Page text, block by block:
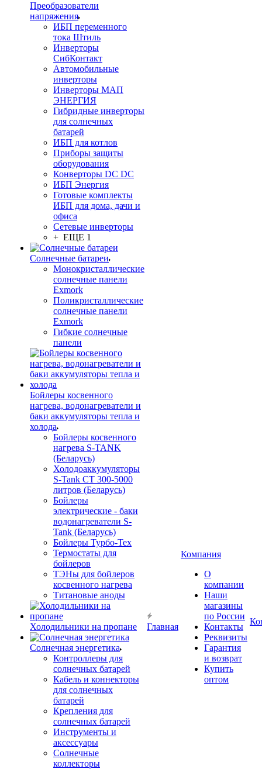
Преобразователи
напряжения
ИБП переменного
тока Штиль
Инверторы
СибКонтакт
Автомобильные
инверторы
Инверторы МАП
ЭНЕРГИЯ
Гибридные инверторы
для солнечных
батарей
ИБП для котлов
Приборы защиты
оборудования
Конверторы DC DC
ИБП Энергия
Готовые комплекты
ИБП для дома, дачи и
офиса
Сетевые инверторы
+ ЕЩЕ 1
Солнечные батареи
Монокристаллические
солнечные панели
Exmork
Поликристаллические
солнечные панели
Exmork
Гибкие солнечные
панели
Бойлеры косвенного
нагрева, водонагреватели и
баки аккумуляторы тепла и
холода
Бойлеры косвенного
нагрева S-TANK
(Беларусь)
Холодоаккумуляторы
S-Tank СТ 300-5000
литров (Беларусь)
Бойлеры
электрические - баки
водонагреватели S-
Tank (Беларусь)
Бойлеры Турбо-Тех
Термостаты для
бойлеров
ТЭНы для бойлеров
косвенного нагрева
Титановые аноды
Холодильники на пропане
Солнечная энергетика
Контроллеры для
солнечных батарей
Кабель и коннекторы
для солнечных
батарей
Крепления для
солнечных батарей
Инструменты и
аксессуары
Солнечные
коллекторы
Главная
Компания
О
компании
Наши
магазины
по России
Контакты
Реквизиты
Гарантия
и возврат
Купить
оптом